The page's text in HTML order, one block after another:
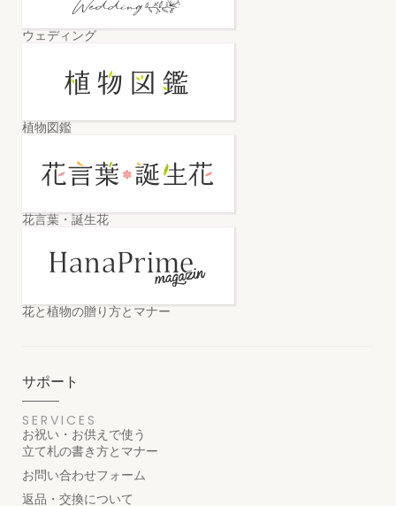
ウェディング
植物図鑑
花言葉・誕生花
花と植物の贈り方とマナー
サポート
SERVICES
お祝い・お供えで使う
立て札の書き方とマナー
お問い合わせフォーム
返品・交換について